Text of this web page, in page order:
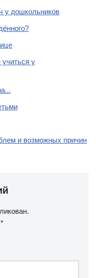
у дошкольников
у
и возможных причин
*